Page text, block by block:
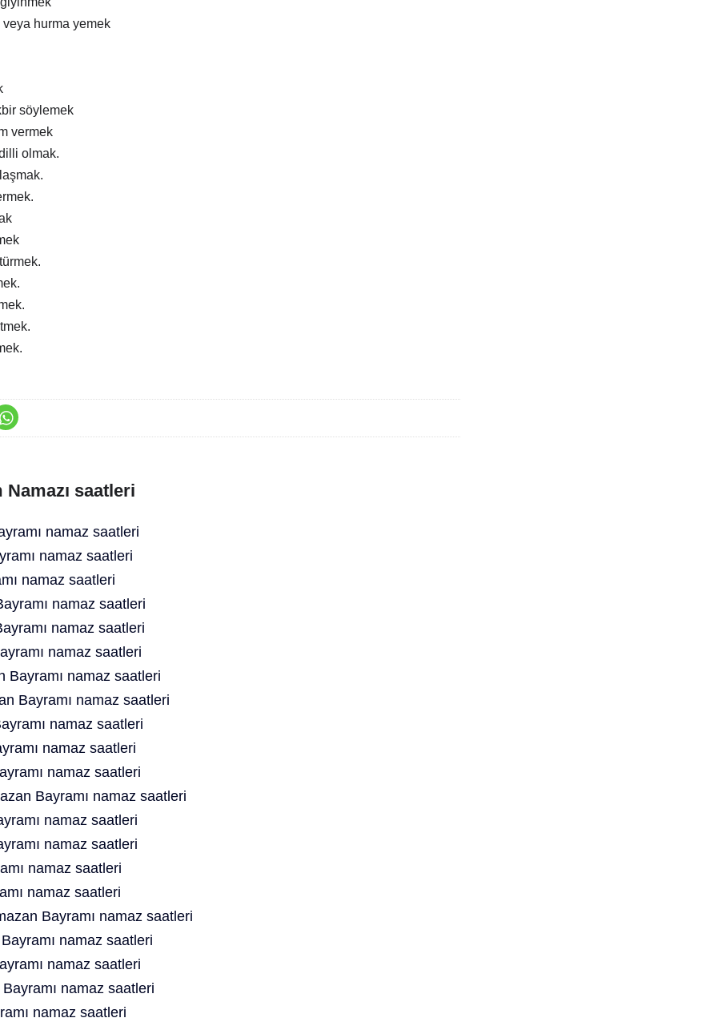
veya hurma yemek
söylemek
vermek
olmak.
saatleri
namaz saatleri
namaz saatleri
namaz saatleri
namaz saatleri
namaz saatleri
namaz saatleri
Bayramı namaz saatleri
Bayramı namaz saatleri
namaz saatleri
namaz saatleri
namaz saatleri
Bayramı namaz saatleri
namaz saatleri
namaz saatleri
namaz saatleri
namaz saatleri
Bayramı namaz saatleri
namaz saatleri
namaz saatleri
namaz saatleri
namaz saatleri